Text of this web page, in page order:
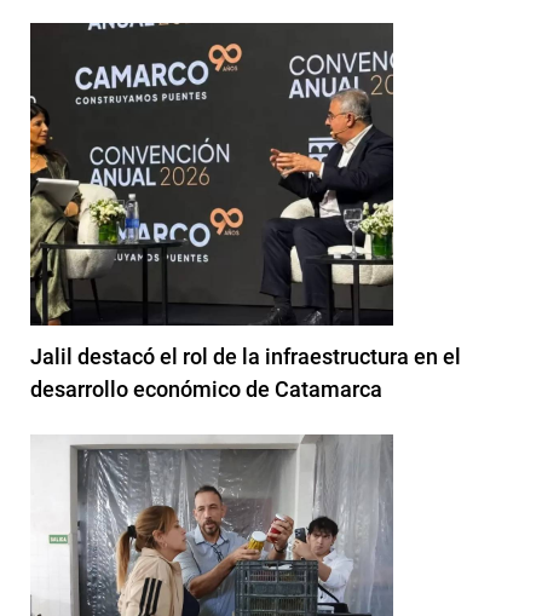
Jalil destacó el rol de la infraestructura en el
desarrollo económico de Catamarca